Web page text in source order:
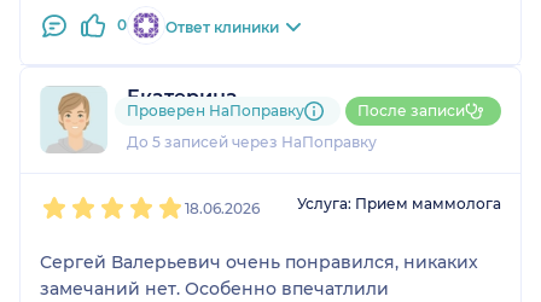
0 Ответ клиники
Екатерина
1 отзыв
До 5 записей через НаПоправку
Проверен НаПоправку После записи
18.06.2026 Услуга: Прием маммолога
Сергей Валерьевич очень понравился, никаких
замечаний нет. Особенно впечатлили